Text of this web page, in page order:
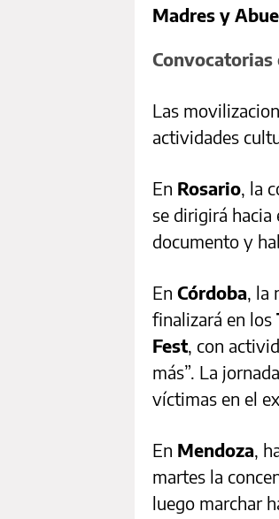
Madres y
Las
actividades
En Rosario, la
se dirigirá hacia
documento y
En Córdoba, la
finalizará en los
Fest, con
más”. La
víctimas en el
En Mendoza,
martes la
luego marchar